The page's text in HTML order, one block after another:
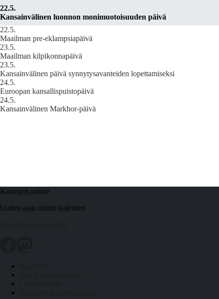
22.5.
Kansainvälinen luonnon monimuotoisuuden päivä
22.5.
Maailman pre-eklampsiapäivä
23.5.
Maailman kilpikonnapäivä
23.5.
Kansainvälinen päivä synnytysavanteiden lopettamiseksi
24.5.
Euroopan kansallispuistopäivä
24.5.
Kansainvälinen Markhor-päivä
Kalenteri.online
Uuden ajan online-kalenteri